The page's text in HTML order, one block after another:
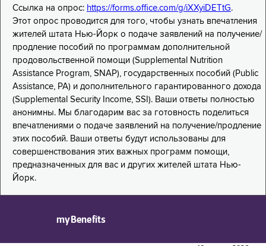
Ссылка на опрос: https://forms.office.com/g/iXXyiDETtG.
Этот опрос проводится для того, чтобы узнать впечатления
жителей штата Нью-Йорк о подаче заявлений на получение/
продление пособий по программам дополнительной
продовольственной помощи (Supplemental Nutrition
Assistance Program, SNAP), государственных пособий (Public
Assistance, PA) и дополнительного гарантированного дохода
(Supplemental Security Income, SSI). Ваши ответы полностью
анонимны. Мы благодарим вас за готовность поделиться
впечатлениями о подаче заявлений на получение/продление
этих пособий. Ваши ответы будут использованы для
совершенствования этих важных программ помощи,
предназначенных для вас и других жителей штата Нью-
Йорк.
myBenefits